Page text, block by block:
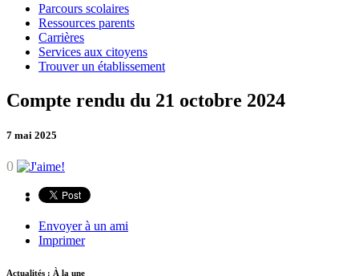
Parcours scolaires
Ressources parents
Carrières
Services aux citoyens
Trouver un établissement
Compte rendu du 21 octobre 2024
7 mai 2025
0
Envoyer à un ami
Imprimer
Actualités : À la une